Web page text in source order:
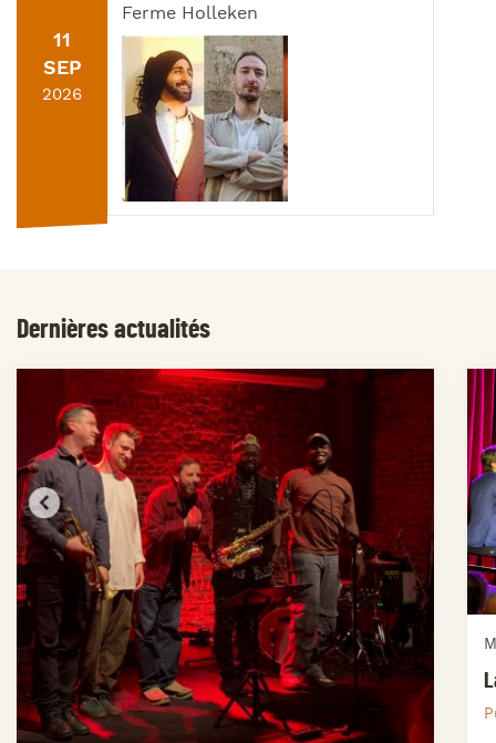
11
SEP
2026
Ferme Holleken
Dernières actualités